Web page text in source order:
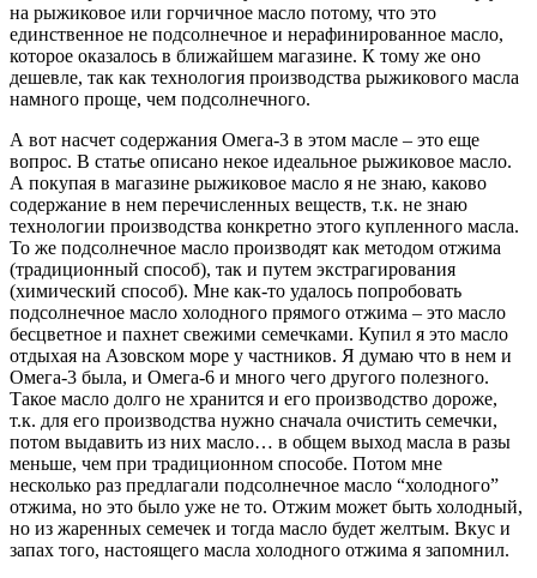
на рыжиковое или горчичное масло потому, что это
единственное не подсолнечное и нерафинированное масло,
которое оказалось в ближайшем магазине. К тому же оно
дешевле, так как технология производства рыжикового масла
намного проще, чем подсолнечного.
А вот насчет содержания Омега-3 в этом масле – это еще
вопрос. В статье описано некое идеальное рыжиковое масло.
А покупая в магазине рыжиковое масло я не знаю, каково
содержание в нем перечисленных веществ, т.к. не знаю
технологии производства конкретно этого купленного масла.
То же подсолнечное масло производят как методом отжима
(традиционный способ), так и путем экстрагирования
(химический способ). Мне как-то удалось попробовать
подсолнечное масло холодного прямого отжима – это масло
бесцветное и пахнет свежими семечками. Купил я это масло
отдыхая на Азовском море у частников. Я думаю что в нем и
Омега-3 была, и Омега-6 и много чего другого полезного.
Такое масло долго не хранится и его производство дороже,
т.к. для его производства нужно сначала очистить семечки,
потом выдавить из них масло… в общем выход масла в разы
меньше, чем при традиционном способе. Потом мне
несколько раз предлагали подсолнечное масло “холодного”
отжима, но это было уже не то. Отжим может быть холодный,
но из жаренных семечек и тогда масло будет желтым. Вкус и
запах того, настоящего масла холодного отжима я запомнил.